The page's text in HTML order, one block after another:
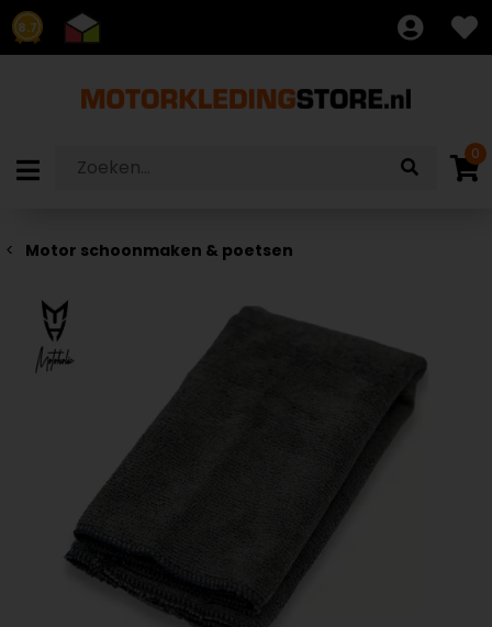
8.7
0
Motor schoonmaken & poetsen